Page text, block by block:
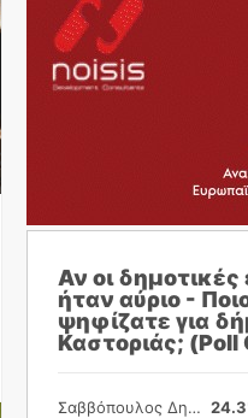
Αν οι δημοτικές
ήταν αύριο -
ψηφίζατε για
Καστοριάς; (Poll
Σαββόπουλος Δημήτρης